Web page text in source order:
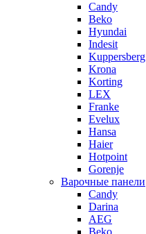
Candy
Beko
Hyundai
Indesit
Kuppersberg
Krona
Korting
LEX
Franke
Evelux
Hansa
Haier
Hotpoint
Gorenje
Варочные панели
Candy
Darina
AEG